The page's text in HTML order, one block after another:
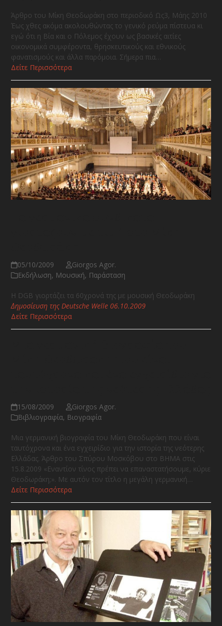
Άρθρo του Μίκη Θεοδωράκη στο περιοδικό Ως3, Μάης 2010
Έως χθες ακόμα ακολουθώντας το γενικό ρεύμα πίστευα κι
εγώ ότι η Βία και ο Πόλεμος έχουν ως βασικές αιτίες
οικονομικά συμφέροντα, θρησκευτικούς και εθνικούς
φανατισμούς και άλλα παρόμοια. Σήμερα πια…
Δείτε Περισσότερα
05/10/2009
Giorgos Agor.
Εκδήλωση, Μουσική, Παράσταση
Η DGB γιορτάζει τα 60χρονά της με μουσική Θεοδωράκη
Δημοσίευση της Deutsche Welle 06.10.2009
Δείτε Περισσότερα
15/08/2009
Giorgos Agor.
Βιβλιογραφία, Βιογραφία
Μια γερμανική βιογραφία του Μίκη Θεοδωράκη που είναι
ταυτόχρονα και ένα εγχειρίδιο για την ιστορία της νεότερης
Ελλάδας. Άρθρο του Σπύρου Μοσκόβου στο ΒΗΜΑ στις
15.8.2009 «Εναντίον τίνος πρέπει να επαναστατήσουμε, κύριε
Θεοδωράκη;». Με αυτόν τον τίτλο η μεγάλη γερμανική…
Δείτε Περισσότερα